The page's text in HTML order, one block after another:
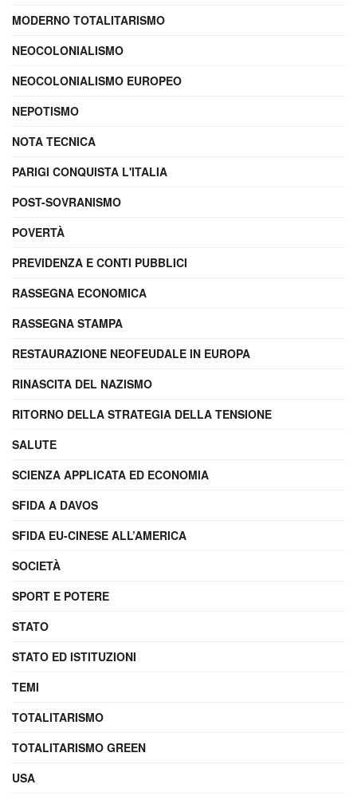
MODERNO TOTALITARISMO
NEOCOLONIALISMO
NEOCOLONIALISMO EUROPEO
NEPOTISMO
NOTA TECNICA
PARIGI CONQUISTA L'ITALIA
POST-SOVRANISMO
POVERTÀ
PREVIDENZA E CONTI PUBBLICI
RASSEGNA ECONOMICA
RASSEGNA STAMPA
RESTAURAZIONE NEOFEUDALE IN EUROPA
RINASCITA DEL NAZISMO
RITORNO DELLA STRATEGIA DELLA TENSIONE
SALUTE
SCIENZA APPLICATA ED ECONOMIA
SFIDA A DAVOS
SFIDA EU-CINESE ALL’AMERICA
SOCIETÀ
SPORT E POTERE
STATO
STATO ED ISTITUZIONI
TEMI
TOTALITARISMO
TOTALITARISMO GREEN
USA